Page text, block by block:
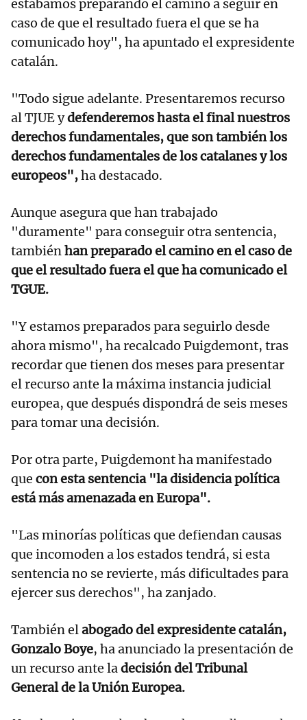
estábamos preparando el camino a seguir en
caso de que el resultado fuera el que se ha
comunicado hoy", ha apuntado el expresidente
catalán.
"Todo sigue adelante. Presentaremos recurso
al TJUE ydefenderemos hasta el final nuestros
derechos fundamentales, que son también los
derechos fundamentales de los catalanes y los
europeos",ha destacado.
Aunque asegura que han trabajado
"duramente" para conseguir otra sentencia,
tambiénhan preparado el camino en el caso de
que el resultado fuera el que ha comunicado el
TGUE.
"Y estamos preparados para seguirlo desde
ahora mismo", ha recalcado Puigdemont, tras
recordar que tienen dos meses para presentar
el recurso ante la máxima instancia judicial
europea, que después dispondrá de seis meses
para tomar una decisión.
Por otra parte, Puigdemont ha manifestado
que con esta sentencia "la disidencia política
está más amenazada en Europa".
"Las minorías políticas que defiendan causas
que incomoden a los estados tendrá, si esta
sentencia no se revierte, más dificultades para
ejercer sus derechos", ha zanjado.
También elabogado del expresidente catalán,
Gonzalo Boye, ha anunciado la presentación de
un recurso ante ladecisión del Tribunal
General de la Unión Europea.